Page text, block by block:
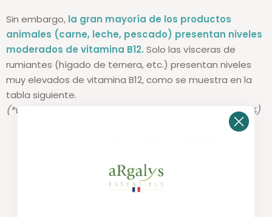
Sin embargo,
la gran mayoría de los productos
animales (carne, leche, pescado) presentan niveles
moderados de vitamina B12.
Solo las vísceras de
rumiantes (hígado de ternera, etc.) presentan niveles
muy elevados de vitamina B12, como se muestra en la
tabla siguiente.
(*valores medios sujetos a variaciones en torno al 30%)